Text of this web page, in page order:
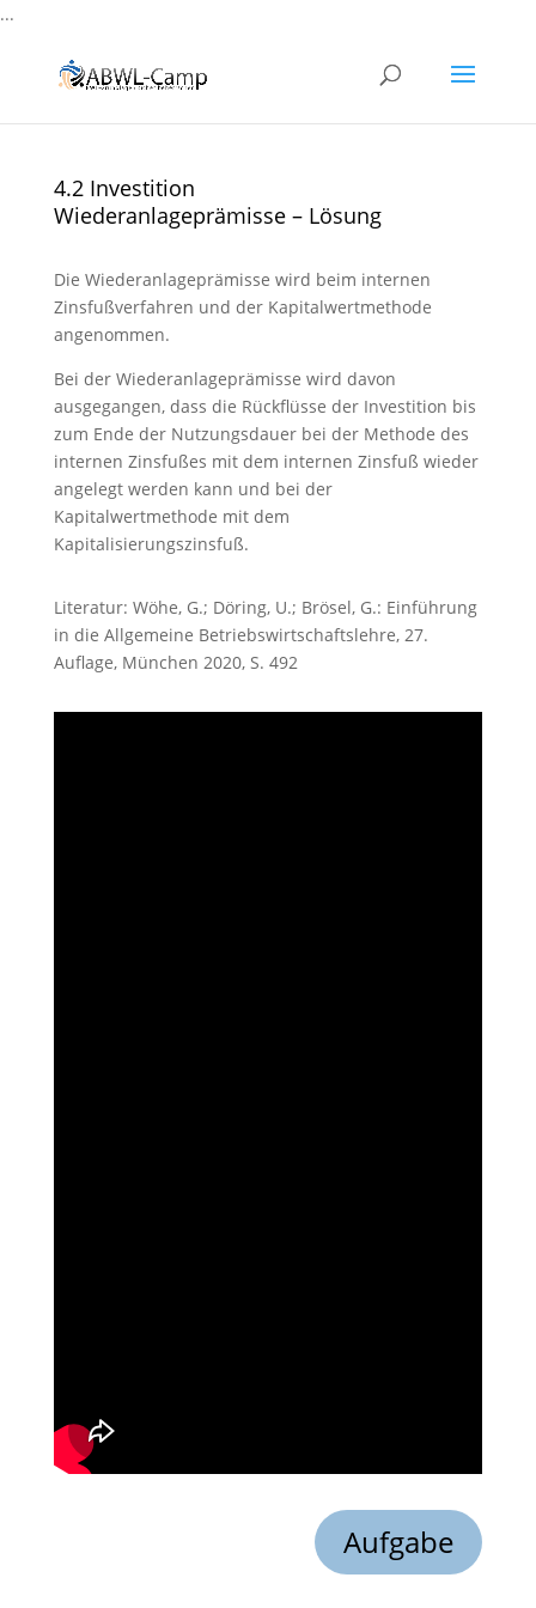
...
4.2 Investition
Wiederanlageprämisse – Lösung
Die Wiederanlageprämisse wird beim internen
Zinsfußverfahren und der Kapitalwertmethode
angenommen.
Bei der Wiederanlageprämisse wird davon
ausgegangen, dass die Rückflüsse der Investition bis
zum Ende der Nutzungsdauer bei der Methode des
internen Zinsfußes mit dem internen Zinsfuß wieder
angelegt werden kann und bei der
Kapitalwertmethode mit dem
Kapitalisierungszinsfuß.
Literatur: Wöhe, G.; Döring, U.; Brösel, G.: Einführung
in die Allgemeine Betriebswirtschaftslehre, 27.
Auflage, München 2020, S. 492
Aufgabe